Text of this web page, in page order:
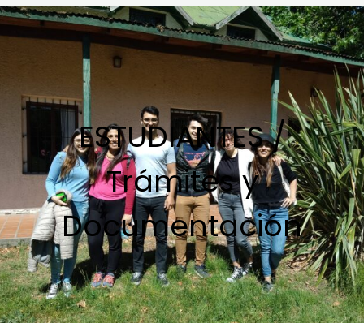
Ir
al
contenido
ESTUDIANTES /
Trámites y
Documentación